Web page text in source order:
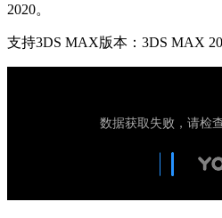
2020。
支持3DS MAX版本：3DS MAX